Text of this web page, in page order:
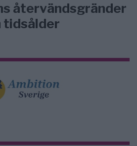
återvändsgränder
tidsålder